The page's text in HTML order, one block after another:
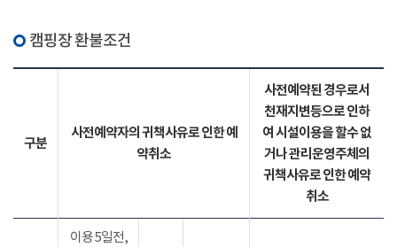
캠핑장 환불조건
구분
사전예약자의 귀책사유로 인한 예
약취소
사전예약된 경우로서
천재지변등으로 인하
여 시설이용을 할수 없
거나 관리운영주체의
귀책사유로 인한 예약
취소
이용 5일전,